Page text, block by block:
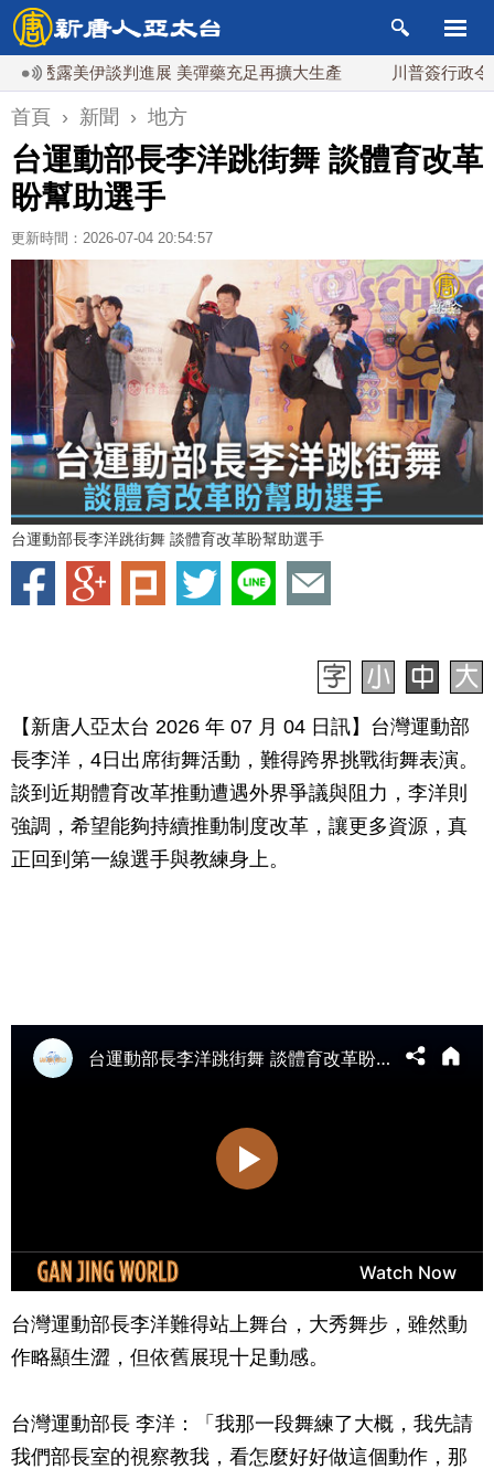
露美伊談判進展 美彈藥充足再擴大生產 川普簽行政令對多
首頁 › 新聞 › 地方
台運動部長李洋跳街舞 談體育改革
盼幫助選手
更新時間：2026-07-04 20:54:57
台運動部長李洋跳街舞 談體育改革盼幫助選手
【新唐人亞太台 2026 年 07 月 04 日訊】台灣運動部
長李洋，4日出席街舞活動，難得跨界挑戰街舞表演。
談到近期體育改革推動遭遇外界爭議與阻力，李洋則
強調，希望能夠持續推動制度改革，讓更多資源，真
正回到第一線選手與教練身上。
台灣運動部長李洋難得站上舞台，大秀舞步，雖然動
作略顯生澀，但依舊展現十足動感。
台灣運動部長 李洋：「我那一段舞練了大概，我先請
我們部長室的視察教我，看怎麼好好做這個動作，那